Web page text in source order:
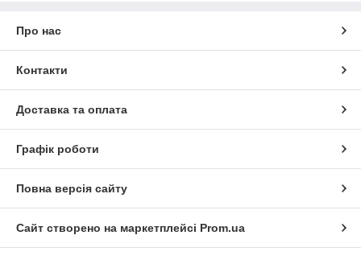
Про нас
Контакти
Доставка та оплата
Графік роботи
Повна версія сайту
Сайт створено на маркетплейсі Prom.ua